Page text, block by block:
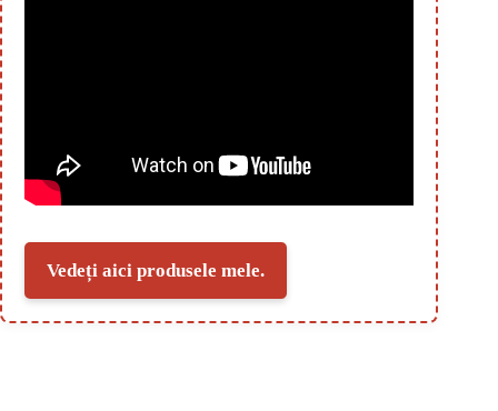
Vedeți aici produsele mele.